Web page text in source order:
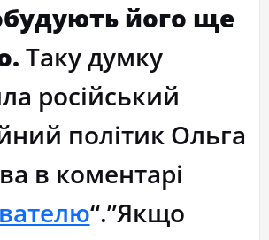
його ще
Таку думку
російський
політик Ольга
в коментарі
“.”Якщо